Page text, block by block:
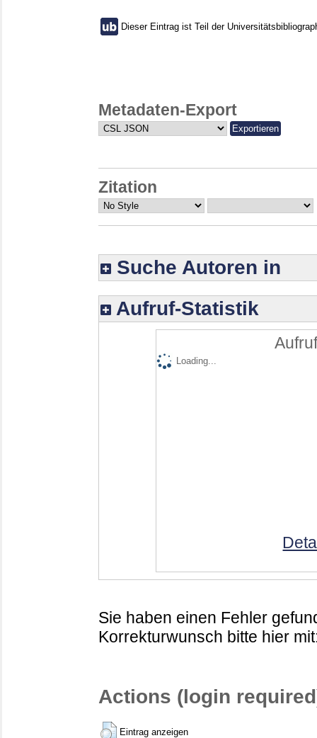
Dieser Eintrag ist Teil der
Metadaten-Export
Zitation
Suche Autoren in
Aufruf-Statistik
Loading...
Sie haben einen Fehler
Korrekturwunsch bitte hier
Actions (login
Eintrag anzeigen